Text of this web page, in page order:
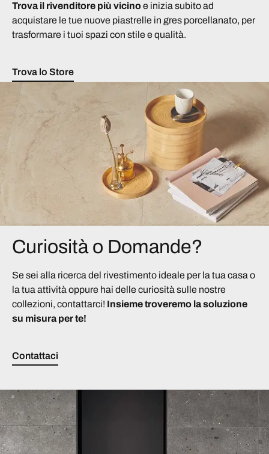
Trova il rivenditore più vicinoe inizia subito ad
acquistare le tue nuove piastrelle in gres porcellanato, per
trasformare i tuoi spazi con stile e qualità.
Trova lo Store
Curiosità o Domande?
Se sei alla ricerca del rivestimento ideale per la tua casa o
la tua attività oppure hai delle curiosità sulle nostre
collezioni, contattarci! Insieme troveremo la soluzione
su misura per te!
Contattaci